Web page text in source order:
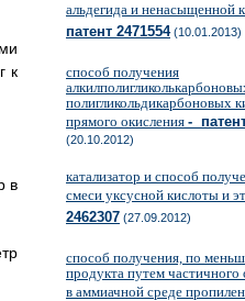
к
в
альдегида и ненасыщенной
патент 2471554(10.01.2013)
способ получения
полигликольдикарбоновых
прямого окисления -
(20.10.2012)
катализатор и способ
смеси уксусной кислоты и
2462307 (27.09.2012)
способ получения, по
продукта путем частичного
в аммиачной среде